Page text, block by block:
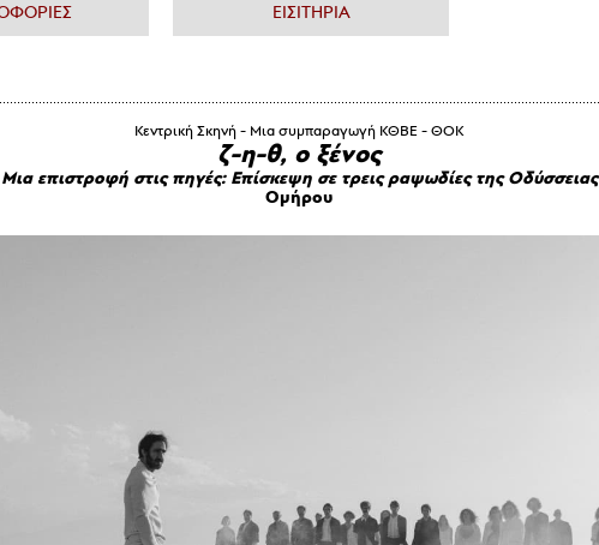
ΕΙΣΙΤΗΡΙΑ
Κεντρική Σκηνή - Μια συμπαραγωγή ΚΘΒΕ - ΘΟΚ
ζ-η-θ, ο ξένος
Μια επιστροφή στις πηγές: Επίσκεψη σε τρεις ραψωδίες της Οδύσσειας
Ομήρου